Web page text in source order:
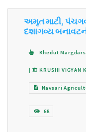
અમૃત માટી,
દશાગવ્ય
Khedut
| KRUSHI VIGYAN
Navsari
68